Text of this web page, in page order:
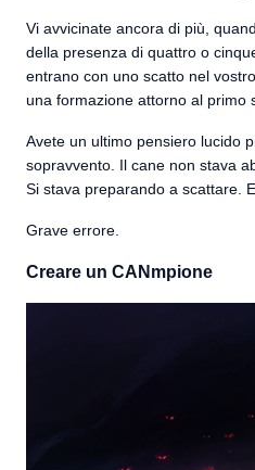
Vi avvicinate ancora di più,
della presenza di quattro o
entrano con uno scatto nel
una formazione attorno al primo
Avete un ultimo pensiero lucido
sopravvento. Il cane non stava
Si stava preparando a scattare.
Grave errore.
Creare un CANmpione